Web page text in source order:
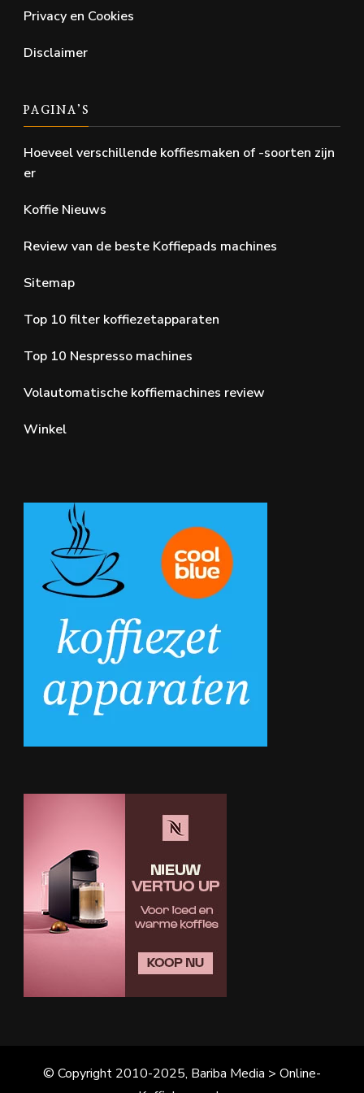
Privacy en Cookies
Disclaimer
PAGINA’S
Hoeveel verschillende koffiesmaken of -soorten zijn
er
Koffie Nieuws
Review van de beste Koffiepads machines
Sitemap
Top 10 filter koffiezetapparaten
Top 10 Nespresso machines
Volautomatische koffiemachines review
Winkel
© Copyright 2010-2025, Bariba Media > Online-